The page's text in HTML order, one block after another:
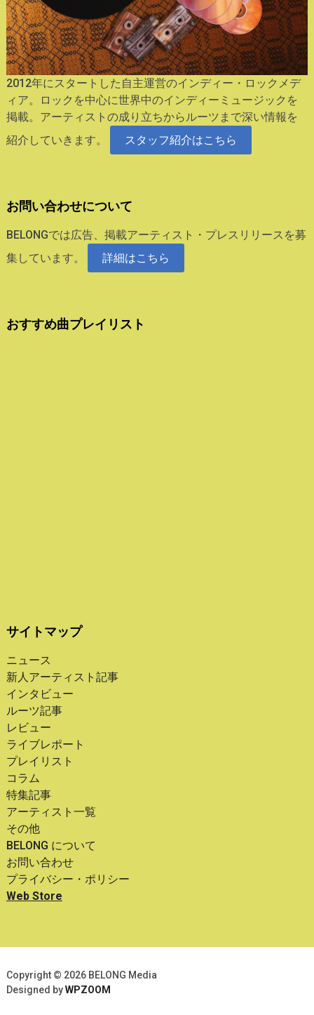
2012年にスタートした自主運営のインディー・ロックメデ
ィア。ロックを中心に世界中のインディーミュージックを
掲載。アーティストの成り立ちからルーツまで深い情報を
紹介していきます。
スタッフ紹介はこちら
お問い合わせについて
BELONGでは広告、掲載アーティスト・プレスリリースを募
集しています。
詳細はこちら
おすすめ曲プレイリスト
サイトマップ
ニュース
新人アーティスト記事
インタビュー
ルーツ記事
レビュー
ライブレポート
プレイリスト
コラム
特集記事
アーティスト一覧
その他
BELONG について
お問い合わせ
プライバシー・ポリシー
Web Store
Copyright © 2026 BELONG Media
Designed byWPZOOM